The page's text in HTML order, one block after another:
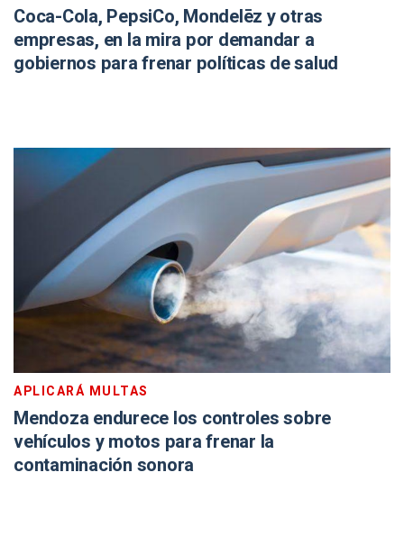
Coca-Cola, PepsiCo, Mondelēz y otras
empresas, en la mira por demandar a
gobiernos para frenar políticas de salud
APLICARÁ MULTAS
Mendoza endurece los controles sobre
vehículos y motos para frenar la
contaminación sonora